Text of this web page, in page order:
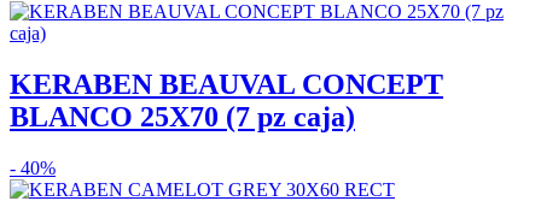
KERABEN BEAUVAL CONCEPT
BLANCO 25X70 (7 pz caja)
- 40%